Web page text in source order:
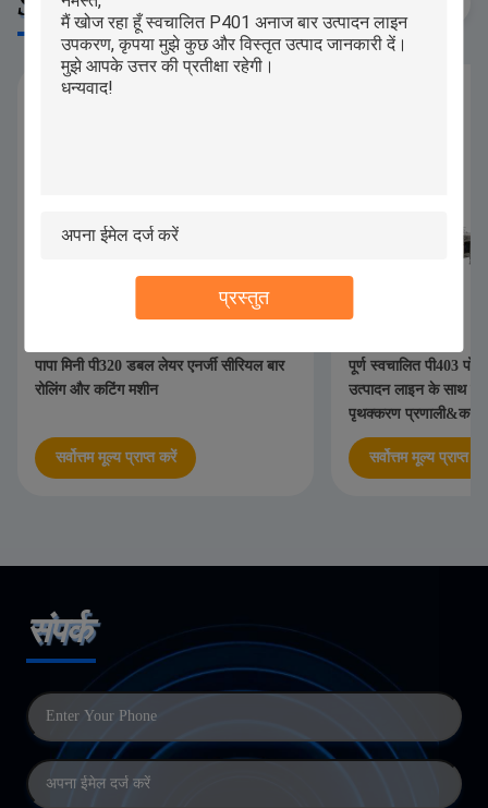
प्रस्तुत
पापा मिनी पी320 डबल लेयर एनर्जी सीरियल बार
रोलिंग और कटिंग मशीन
सर्वोत्तम मूल्य प्राप्त करें
पूर्ण स्वचालित पी403
उत्पादन लाइन के साथ
पृथक्करण
सर्वोत्तम मूल्य प्राप्त
संपर्क